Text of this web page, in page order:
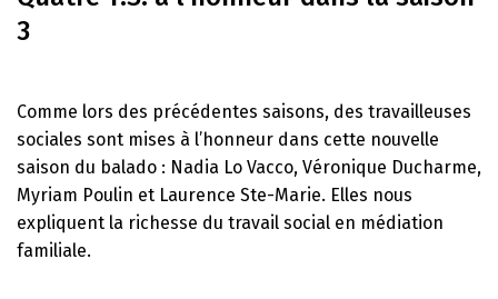
3
Comme lors des précédentes saisons, des travailleuses
sociales sont mises à l’honneur dans cette nouvelle
saison du balado : Nadia Lo Vacco, Véronique Ducharme,
Myriam Poulin et Laurence Ste-Marie. Elles nous
expliquent la richesse du travail social en médiation
familiale.